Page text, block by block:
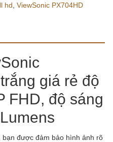
hd ViewSonic PX704HD
giá rẻ độ
FHD, độ sáng
bạn được đảm bảo hình ảnh rõ